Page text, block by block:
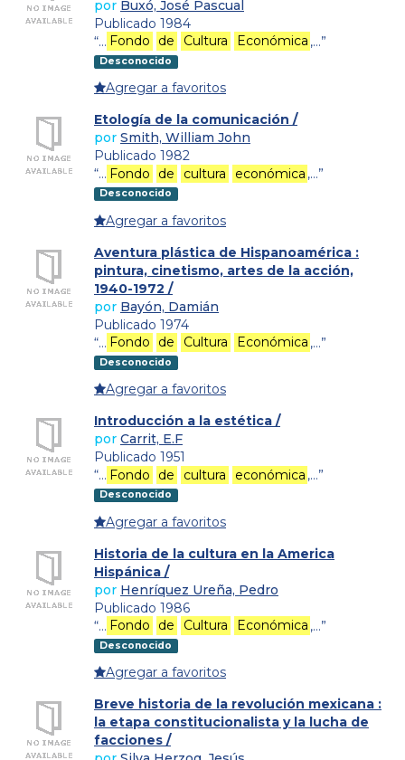
por Buxó, José Pascual
Publicado 1984
“… Fondo de Cultura Económica ,…”
Desconocido
Agregar a favoritos
Etología de la comunicación /
por Smith, William John
Publicado 1982
“… Fondo de cultura económica ,…”
Desconocido
Agregar a favoritos
Aventura plástica de Hispanoamérica :
pintura, cinetismo, artes de la acción,
1940-1972 /
por Bayón, Damián
Publicado 1974
“… Fondo de Cultura Económica ,…”
Desconocido
Agregar a favoritos
Introducción a la estética /
por Carrit, E.F
Publicado 1951
“… Fondo de cultura económica ,…”
Desconocido
Agregar a favoritos
Historia de la cultura en la America
Hispánica /
por Henríquez Ureña, Pedro
Publicado 1986
“… Fondo de Cultura Económica ,…”
Desconocido
Agregar a favoritos
Breve historia de la revolución mexicana :
la etapa constitucionalista y la lucha de
facciones /